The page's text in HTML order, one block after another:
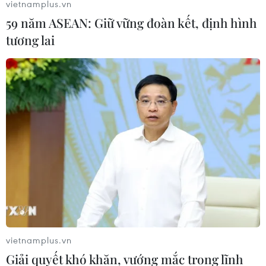
TIN LIÊN QUAN
TikTok “cầu cứu” cộng đồng mạng trước
khả năng bị cấm tại Mỹ
vietnamplus.vn
59 năm ASEAN: Giữ vững đoàn kết, định hình
tương lai
vietnamplus.vn
Giải quyết khó khăn, vướng mắc trong lĩnh